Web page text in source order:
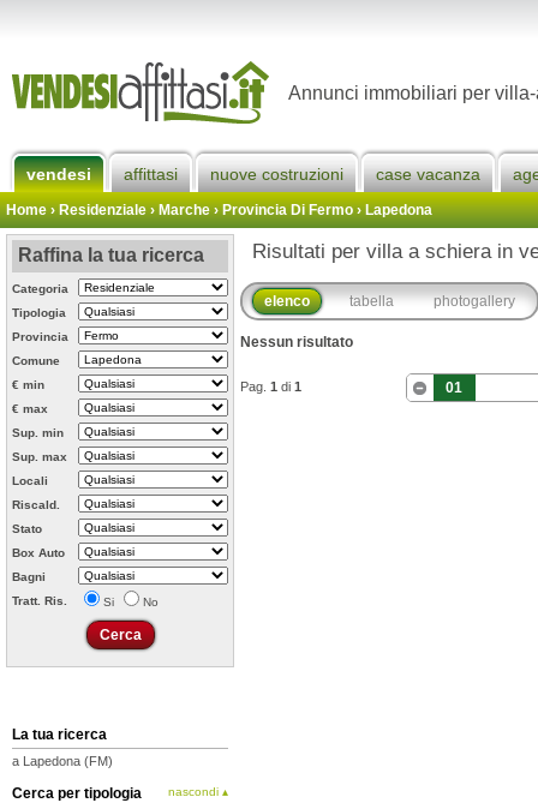
Annunci immobiliari per
vendesi affittasi nuove costruzioni case vacanza
Home› Residenziale › Marche ›Provincia Di Fermo›Lapedona
Raffina la tua ricerca
Categoria
Tipologia
Provincia
Comune
€ min
€ max
Sup. min
Sup. max
Locali
Riscald.
Stato
Box Auto
Bagni
Tratt. Ris.
Si No
La tua ricerca
a Lapedona (FM)
Cerca per tipologia nascondi ▴
Risultati per villa a schiera in
elenco tabella photogallery
Nessun risultato
Pag. 1 di 1 01